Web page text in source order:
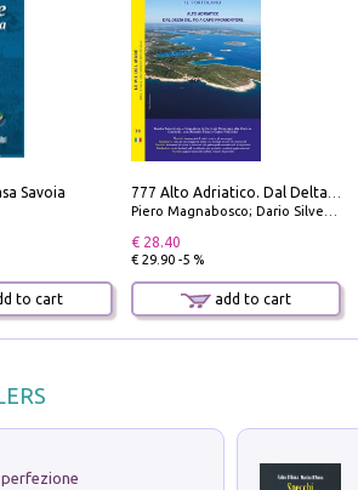
Savoia
to cart
Piero Magnabosco; Dario Silvestro; Marco Sbrizzi
€ 28.40
€ 29.90 -5 %
add to cart